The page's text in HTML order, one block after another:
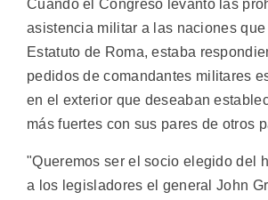
Cuando el Congreso levantó las
asistencia militar a las naciones que
Estatuto de Roma, estaba
pedidos de comandantes militares
en el exterior que deseaban
más fuertes con sus pares de otros
"Queremos ser el socio elegido del
a los legisladores el general John